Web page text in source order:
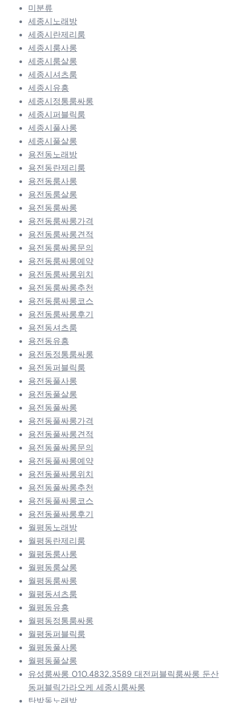
미분류
세종시노래방
세종시란제리룸
세종시룸사롱
세종시룸살롱
세종시셔츠룸
세종시유흥
세종시정통룸싸롱
세종시퍼블릭룸
세종시풀사롱
세종시풀살롱
용전동노래방
용전동란제리룸
용전동룸사롱
용전동룸살롱
용전동룸싸롱
용전동룸싸롱가격
용전동룸싸롱견적
용전동룸싸롱문의
용전동룸싸롱예약
용전동룸싸롱위치
용전동룸싸롱추천
용전동룸싸롱코스
용전동룸싸롱후기
용전동셔츠룸
용전동유흥
용전동정통룸싸롱
용전동퍼블릭룸
용전동풀사롱
용전동풀살롱
용전동풀싸롱
용전동풀싸롱가격
용전동풀싸롱견적
용전동풀싸롱문의
용전동풀싸롱예약
용전동풀싸롱위치
용전동풀싸롱추천
용전동풀싸롱코스
용전동풀싸롱후기
월평동노래방
월평동란제리룸
월평동룸사롱
월평동룸살롱
월평동룸싸롱
월평동셔츠룸
월평동유흥
월평동정통룸싸롱
월평동퍼블릭룸
월평동풀사롱
월평동풀살롱
유성룸싸롱 O1O.4832.3589 대전퍼블릭룸싸롱 둔산
동퍼블릭가라오케 세종시룸싸롱
탄방동노래방